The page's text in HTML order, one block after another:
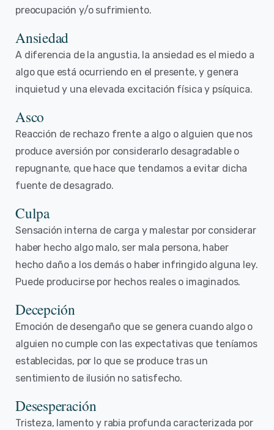
preocupación y/o sufrimiento.
Ansiedad
A diferencia de la angustia, la ansiedad es el miedo a
algo que está ocurriendo en el presente, y genera
inquietud y una elevada excitación física y psíquica.
Asco
Reacción de rechazo frente a algo o alguien que nos
produce aversión por considerarlo desagradable o
repugnante, que hace que tendamos a evitar dicha
fuente de desagrado.
Culpa
Sensación interna de carga y malestar por considerar
haber hecho algo malo, ser mala persona, haber
hecho daño a los demás o haber infringido alguna ley.
Puede producirse por hechos reales o imaginados.
Decepción
Emoción de desengaño que se genera cuando algo o
alguien no cumple con las expectativas que teníamos
establecidas, por lo que se produce tras un
sentimiento de ilusión no satisfecho.
Desesperación
Tristeza, lamento y rabia profunda caracterizada por